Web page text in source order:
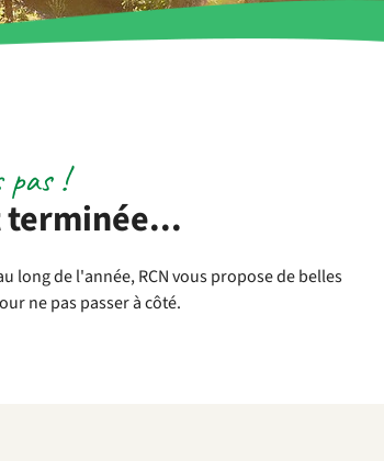
terminée...
pas !
long de l'année, RCN vous propose de belles
ne pas passer à côté.